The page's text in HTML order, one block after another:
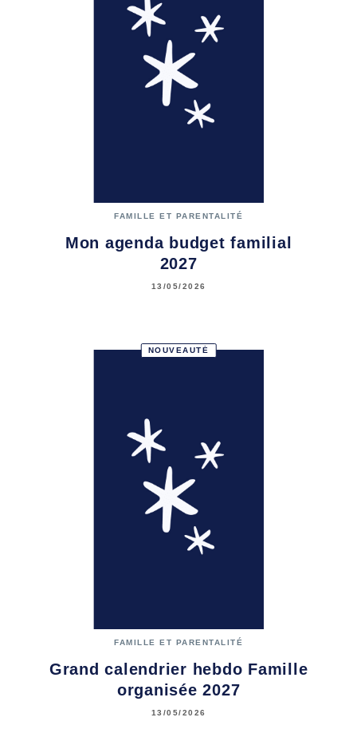
FAMILLE ET PARENTALITÉ
Mon agenda budget familial
2027
13/05/2026
NOUVEAUTÉ
FAMILLE ET PARENTALITÉ
Grand calendrier hebdo Famille
organisée 2027
13/05/2026